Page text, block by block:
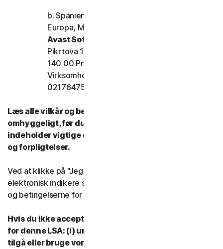
b. Spanien, Frankrig, Italien og resten af
Europa, Mellemøsten og Afrika
Avast Software s.r.o.
Pikrtova 1737/1a, Nusle,
140 00 Praha 4 Tjekkiet
Virksomhedens registreringsnummer:
02176475 og momsnummer: CZ02176475
Læs alle vilkår og betingelser for denne LSA
omhyggeligt, før du bruger vores tjenester. De
indeholder vigtige oplysninger om dine rettigheder
og forpligtelser.
Ved at klikke på "Jeg accepterer" eller på anden måde
elektronisk indikere samtykke, accepterer du vilkårene
og betingelserne for denne LSA.
Hvis du ikke accepterer vilkårene og betingelserne
for denne LSA: (i) undlad at downloade, installere,
tilgå eller bruge vores tjenester, og (ii) kontakt din